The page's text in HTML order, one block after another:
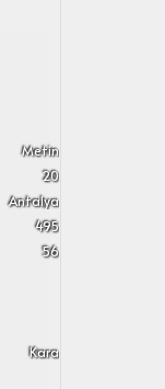
Metin
20
Antalya
495
56
Kara